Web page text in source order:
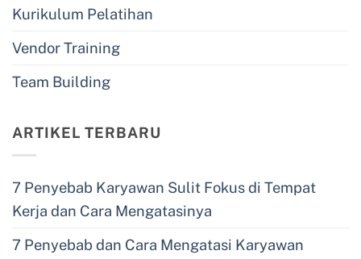
Kurikulum Pelatihan
Vendor Training
Team Building
ARTIKEL TERBARU
7 Penyebab Karyawan Sulit Fokus di Tempat
Kerja dan Cara Mengatasinya
7 Penyebab dan Cara Mengatasi Karyawan